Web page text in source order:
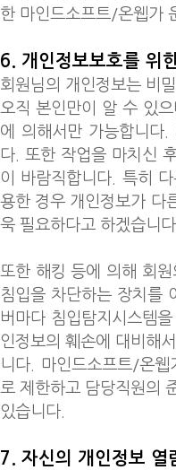
한 마인드소프트/온웹가
6. 개인정보보호를 위
회원님의 개인정보는 비
오직 본인만이 알 수 있
에 의해서만 가능합니다
다. 또한 작업을 마치신
이 바람직합니다. 특히
용한 경우 개인정보가 다
욱 필요하다고 하겠습니다.
또한 해킹 등에 의해 회
침입을 차단하는 장치를
버마다 침입탐지시스템
인정보의 훼손에 대비해
니다. 마인드소프트/온
로 제한하고 담당직원의
있습니다.
7. 자신의 개인정보 열